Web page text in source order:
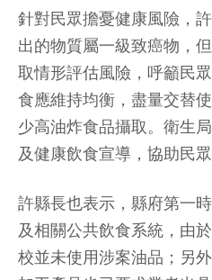
針對民眾擔憂健康風險，
出的物質屬一級致癌物，
取情形評估風險，呼籲民
食應維持均衡，盡量交替
少高油炸食品攝取。衛生
及健康飲食宣導，協助民
許縣長也表示，縣府第一
及相關公共飲食系統，由
校並未使用涉案油品；另